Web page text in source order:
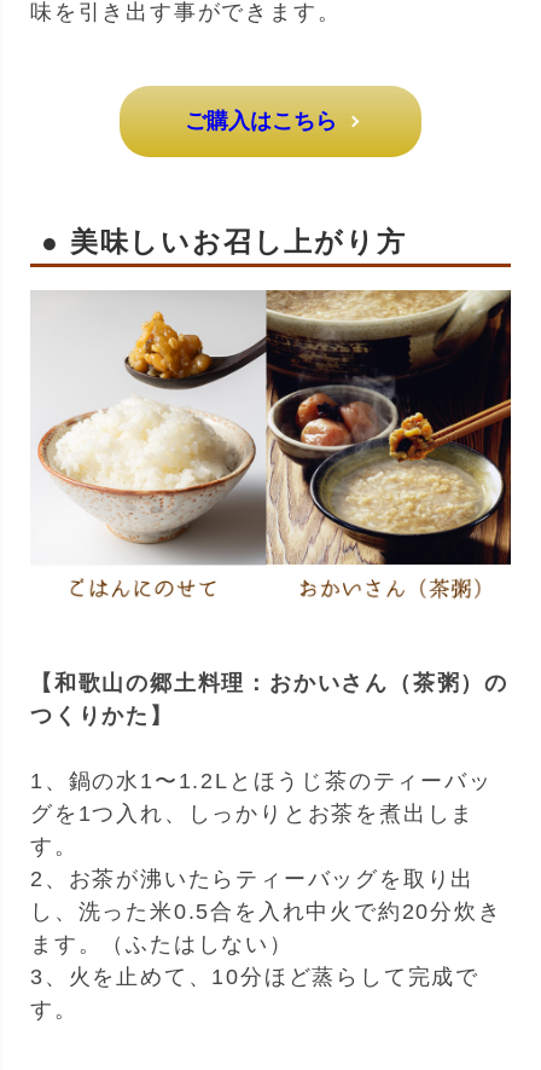
味を引き出す事ができます。
ご購入はこちら
● 美味しいお召し上がり方
【和歌山の郷土料理：おかいさん（茶粥）の
つくりかた】
1、鍋の水1〜1.2Lとほうじ茶のティーバッ
グを1つ入れ、しっかりとお茶を煮出しま
す。
2、お茶が沸いたらティーバッグを取り出
し、洗った米0.5合を入れ中火で約20分炊き
ます。（ふたはしない）
3、火を止めて、10分ほど蒸らして完成で
す。